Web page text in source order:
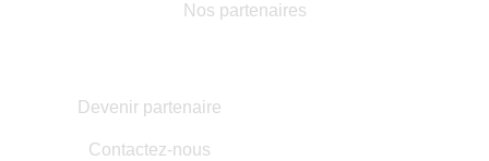
Nos partenaires
Devenir partenaire
Contactez-nous